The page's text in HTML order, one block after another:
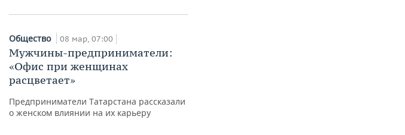
Общество 08 мар, 07:00
Мужчины-предприниматели:
«Офис при женщинах
расцветает»
Предприниматели Татарстана рассказали
о женском влиянии на их карьеру